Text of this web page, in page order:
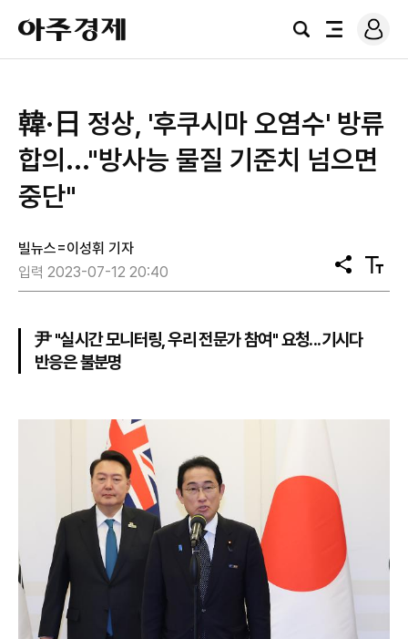
아
주
경
검
전
로
그
韓·日 정상, '후쿠시마 오염수' 방류
합의..."방사능 물질 기준치 넘으면
중단"
빌뉴스=이성휘 기자
입력 2023-07-12 20:40
공
유
텍
스
尹 "실시간 모니터링, 우리 전문가 참여" 요청...기시다
반응은 불분명